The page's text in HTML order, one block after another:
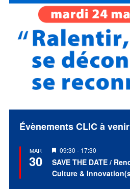
Évènements CLIC à venir
MAR
30
Mis
en
avant
09:30 - 17:30
SAVE THE DATE /
Culture &